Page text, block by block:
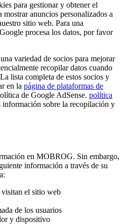
para gestionar y obtener el
anuncios personalizados a
sitio web. Para una
procesa los datos, por favor
variedad de socios para mejorar
recopilar datos cuando
lista completa de estos socios y
en la página de plataformas de
de Google AdSense. política
información sobre la recopilación y
en MOBROG. Sin embargo,
información a través de su
el sitio web
de los usuarios
y dispositivo